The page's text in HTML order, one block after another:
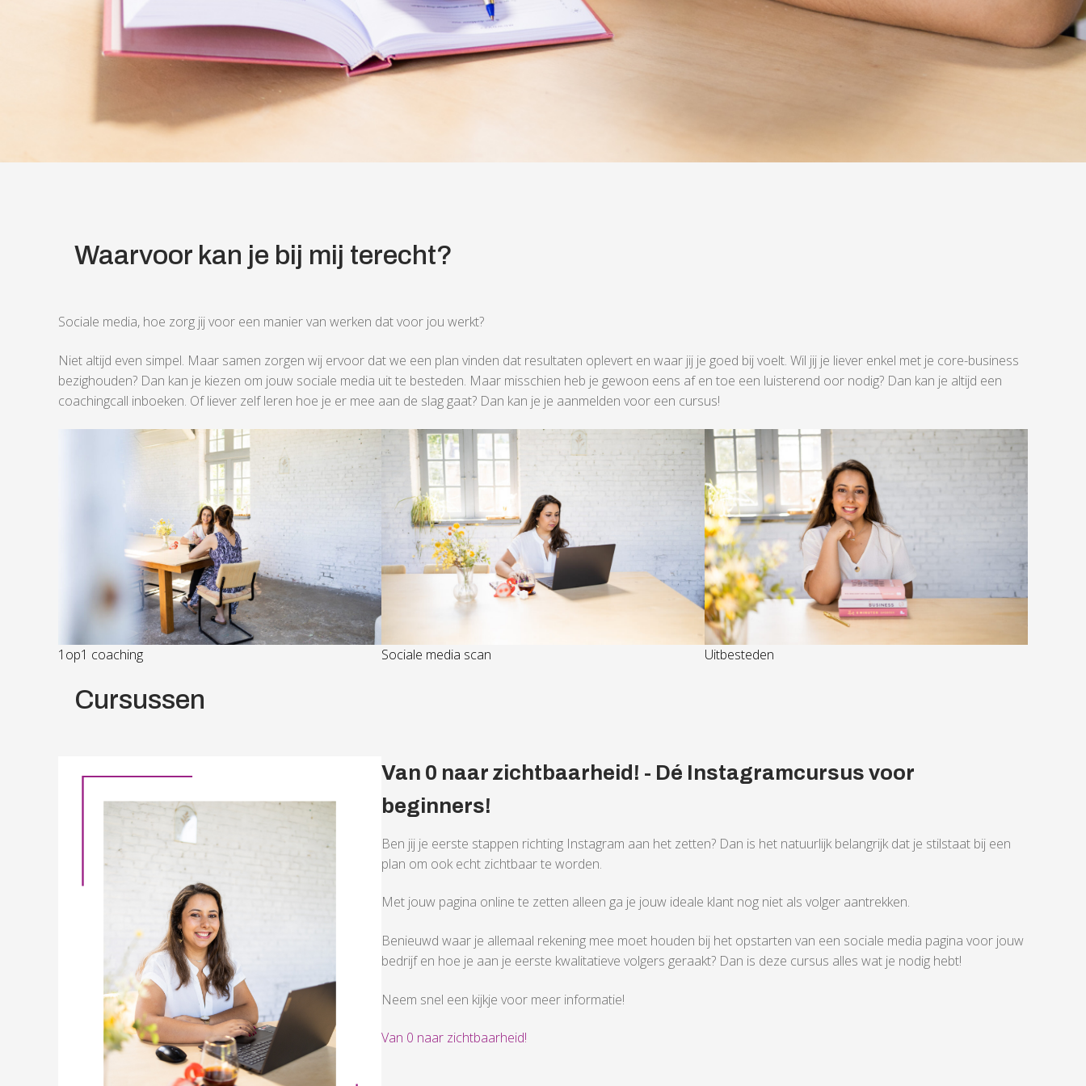
Waarvoor kan je bij mij terecht?
Sociale media, hoe zorg jij voor een manier van werken dat voor jou werkt?
Niet altijd even simpel. Maar samen zorgen wij ervoor dat we een plan vinden dat resultaten oplevert en waar jij je goed bij voelt. Wil jij je liever enkel met je core-business
bezighouden? Dan kan je kiezen om jouw sociale media uit te besteden. Maar misschien heb je gewoon eens af en toe een luisterend oor nodig? Dan kan je altijd een
coachingcall inboeken. Of liever zelf leren hoe je er mee aan de slag gaat? Dan kan je je aanmelden voor een cursus!
1op1 coaching Sociale media scan Uitbesteden
Cursussen
Van 0 naar zichtbaarheid! - Dé Instagramcursus voor
beginners!
Ben jij je eerste stappen richting Instagram aan het zetten? Dan is het natuurlijk belangrijk dat je stilstaat bij een
plan om ook echt zichtbaar te worden.
Met jouw pagina online te zetten alleen ga je jouw ideale klant nog niet als volger aantrekken.
Benieuwd waar je allemaal rekening mee moet houden bij het opstarten van een sociale media pagina voor jouw
bedrijf en hoe je aan je eerste kwalitatieve volgers geraakt? Dan is deze cursus alles wat je nodig hebt!
Neem snel een kijkje voor meer informatie!
Van 0 naar zichtbaarheid!